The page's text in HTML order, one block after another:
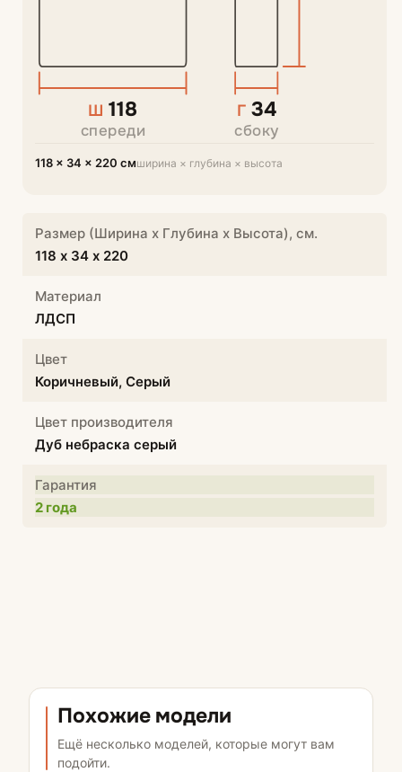
Ш 118 Г34
спереди сбоку
118 × 34 × 220 смширина × глубина × высота
Размер (Ширина х Глубина х Высота), см.
118 х 34 х 220
Материал
ЛДСП
Цвет
Коричневый, Серый
Цвет производителя
Дуб небраска серый
Гарантия
2 года
Похожие модели
Ещё несколько моделей, которые могут вам
подойти.